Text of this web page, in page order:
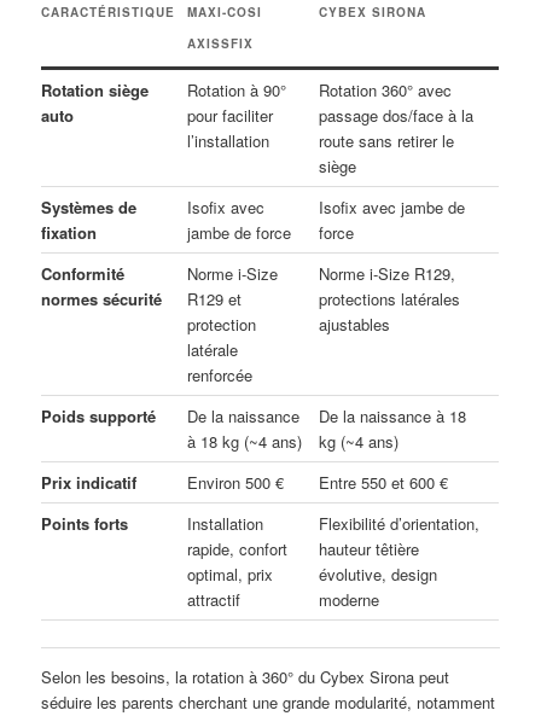
CARACTÉRISTIQUE
MAXI-COSI
AXISSFIX
CYBEX SIRONA
Rotation siège
auto
Rotation à 90°
pour faciliter
l’installation
Rotation 360° avec
passage dos/face à la
route sans retirer le
siège
Systèmes de
fixation
Isofix avec
jambe de force
Isofix avec jambe de
force
Conformité
normes sécurité
Norme i-Size
R129 et
protection
latérale
renforcée
Norme i-Size R129,
protections latérales
ajustables
Poids supporté
De la naissance
à 18 kg (~4 ans)
De la naissance à 18
kg (~4 ans)
Prix indicatif
Environ 500 €
Entre 550 et 600 €
Points forts
Installation
rapide, confort
optimal, prix
attractif
Flexibilité d’orientation,
hauteur têtière
évolutive, design
moderne
Selon les besoins, la rotation à 360° du Cybex Sirona peut
séduire les parents cherchant une grande modularité, notamment